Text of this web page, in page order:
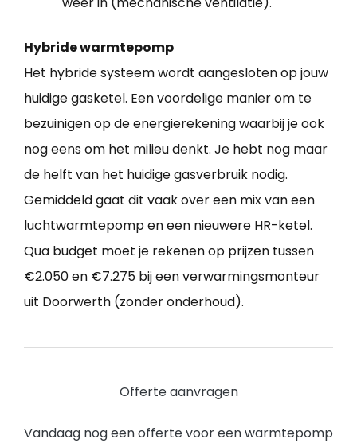
Hybride warmtepomp
Het hybride systeem wordt aangesloten op jouw
huidige gasketel. Een voordelige manier om te
bezuinigen op de energierekening waarbij je ook
nog eens om het milieu denkt. Je hebt nog maar
de helft van het huidige gasverbruik nodig.
Gemiddeld gaat dit vaak over een mix van een
luchtwarmtepomp en een nieuwere HR-ketel.
Qua budget moet je rekenen op prijzen tussen
€2.050 en €7.275 bij een verwarmingsmonteur
uit Doorwerth (zonder onderhoud).
Offerte aanvragen
Vandaag nog een offerte voor een warmtepomp